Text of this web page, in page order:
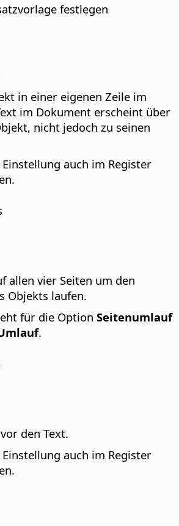
festlegen
in einer eigenen Zeile im
im Dokument erscheint über
nicht jedoch zu seinen
auch im Register
allen vier Seiten um den
Objekts laufen.
für die Option Seitenumlauf
.
den Text.
auch im Register